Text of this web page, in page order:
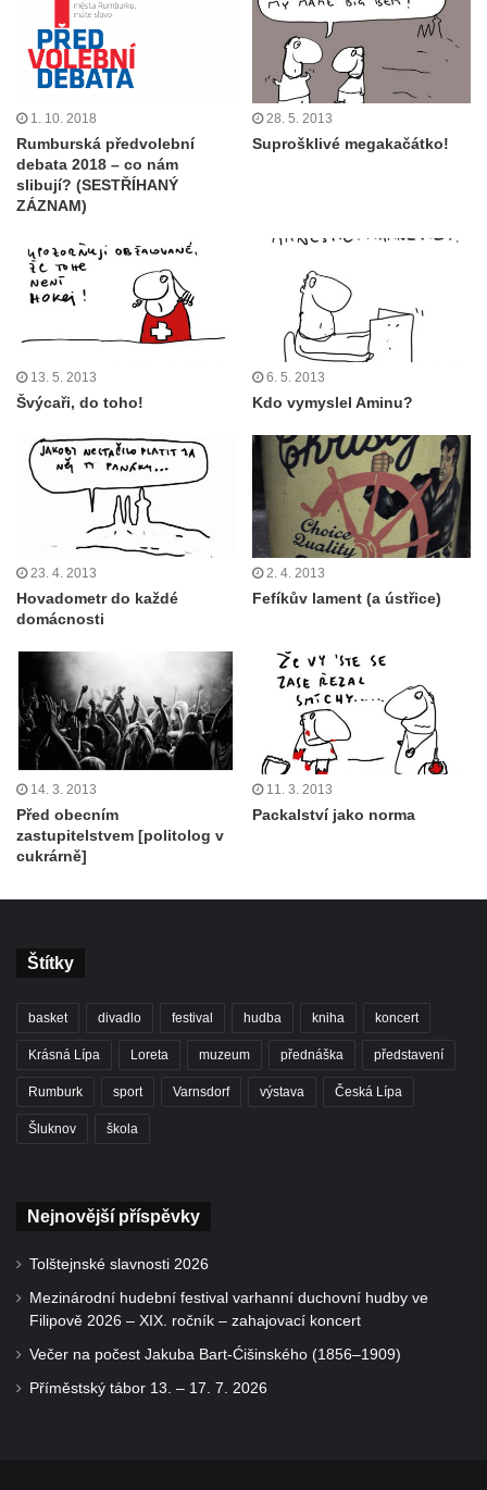
1. 10. 2018
Rumburská předvolební
debata 2018 – co nám
slibují? (SESTŘÍHANÝ
ZÁZNAM)
28. 5. 2013
Suprošklivé megakačátko!
13. 5. 2013
Švýcaři, do toho!
6. 5. 2013
Kdo vymyslel Aminu?
23. 4. 2013
Hovadometr do každé
domácnosti
2. 4. 2013
Fefíkův lament (a ústřice)
14. 3. 2013
Před obecním
zastupitelstvem [politolog v
cukrárně]
11. 3. 2013
Packalství jako norma
Štítky
basket divadlo festival hudba kniha koncert
Krásná Lípa Loreta muzeum přednáška představení
Rumburk sport Varnsdorf výstava Česká Lípa
Šluknov škola
Nejnovější příspěvky
Tolštejnské slavnosti 2026
Mezinárodní hudební festival varhanní duchovní hudby ve
Filipově 2026 – XIX. ročník – zahajovací koncert
Večer na počest Jakuba Bart-Ćišinského (1856–1909)
Příměstský tábor 13. – 17. 7. 2026